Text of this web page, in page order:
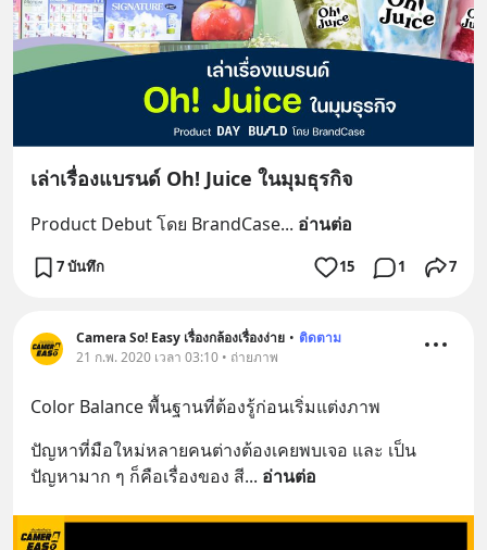
เล่าเรื่องแบรนด์ Oh! Juice ในมุมธุรกิจ
Product Debut โดย BrandCase... อ่านต่อ
7 บันทึก 15 1 7
Camera So! Easy เรื่องกล้องเรื่องง่าย • ติดตาม
21 ก.พ. 2020 เวลา 03:10 • ถ่ายภาพ
Color Balance พื้นฐานที่ต้องรู้ก่อนเริ่มแต่งภาพ
ปัญหาที่มือใหม่หลายคนต่างต้องเคยพบเจอ และ เป็น
ปัญหามาก ๆ ก็คือเรื่องของ สี... อ่านต่อ